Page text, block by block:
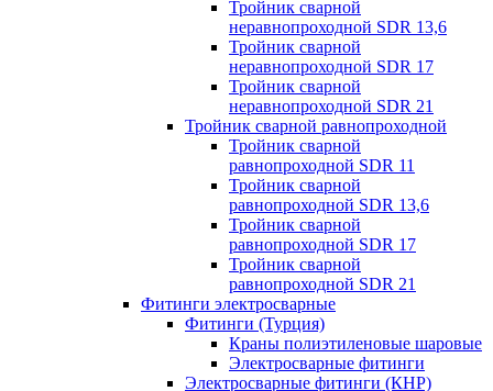
Тройник сварной
неравнопроходной SDR 13,6
Тройник сварной
неравнопроходной SDR 17
Тройник сварной
неравнопроходной SDR 21
Тройник сварной равнопроходной
Тройник сварной
равнопроходной SDR 11
Тройник сварной
равнопроходной SDR 13,6
Тройник сварной
равнопроходной SDR 17
Тройник сварной
равнопроходной SDR 21
Фитинги электросварные
Фитинги (Турция)
Краны полиэтиленовые шаровые
Электросварные фитинги
Электросварные фитинги (КНР)